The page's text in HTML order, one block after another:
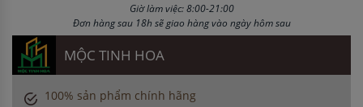
Giờ làm việc: 8:00-21:00
Đơn hàng sau 18h sẽ giao hàng vào ngày hôm sau
MỘC TINH HOA
100% sản phẩm chính hãng